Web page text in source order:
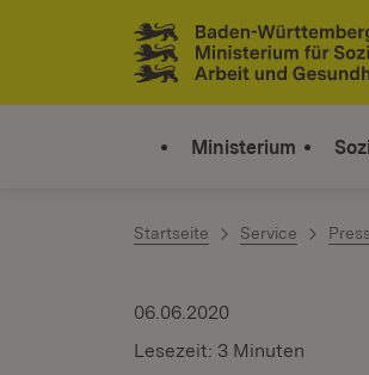
Zum Inhalt springen
Link zur Startseite
Ministerium
Startseite Service
06.06.2020
Lesezeit: 3 Minuten